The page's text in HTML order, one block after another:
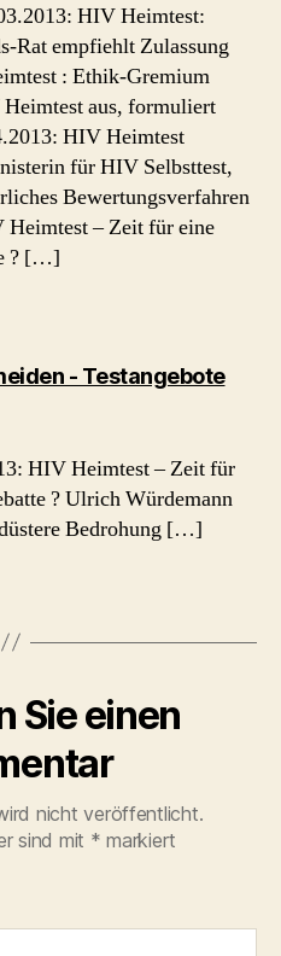
HIV Heimtest:
Rat empfiehlt Zulassung
: Ethik-Gremium
aus, formuliert
HIV Heimtest
für HIV Selbsttest,
Bewertungsverfahren
Heimtest – Zeit für eine
? […]
- Testangebote
HIV Heimtest – Zeit für
? Ulrich Würdemann
Bedrohung […]
Sie einen
nicht veröffentlicht.
sind mit * markiert